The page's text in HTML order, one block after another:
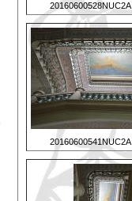
20160600528NUC2A
20160600541NUC2A